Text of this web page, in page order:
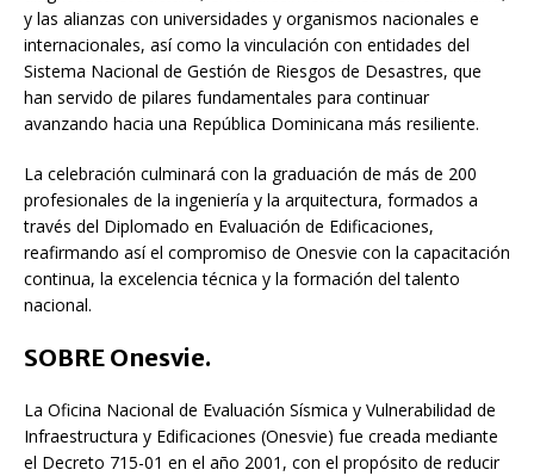
y las alianzas con universidades y organismos nacionales e
internacionales, así como la vinculación con entidades del
Sistema Nacional de Gestión de Riesgos de Desastres, que
han servido de pilares fundamentales para continuar
avanzando hacia una República Dominicana más resiliente.
La celebración culminará con la graduación de más de 200
profesionales de la ingeniería y la arquitectura, formados a
través del Diplomado en Evaluación de Edificaciones,
reafirmando así el compromiso de Onesvie con la capacitación
continua, la excelencia técnica y la formación del talento
nacional.
SOBRE Onesvie.
La Oficina Nacional de Evaluación Sísmica y Vulnerabilidad de
Infraestructura y Edificaciones (Onesvie) fue creada mediante
el Decreto 715-01 en el año 2001, con el propósito de reducir